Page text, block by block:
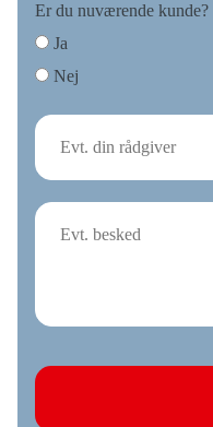
Er du nuværende kunde?
Ja
Nej